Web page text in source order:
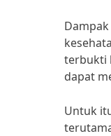
terbukti
dapat
Untuk